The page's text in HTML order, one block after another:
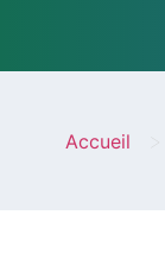
Accueil